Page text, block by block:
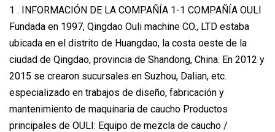
1 . INFORMACIÓN DE LA COMPAÑÍA 1-1 COMPAÑÍA OULI
Fundada en 1997, Qingdao Ouli machine CO., LTD estaba
ubicada en el distrito de Huangdao, la costa oeste de la
ciudad de Qingdao, provincia de Shandong, China. En 2012 y
2015 se crearon sucursales en Suzhou, Dalian, etc.
especializado en trabajos de diseño, fabricación y
mantenimiento de maquinaria de caucho Productos
principales de OULI: Equipo de mezcla de caucho /